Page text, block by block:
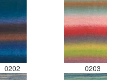
0202 0203